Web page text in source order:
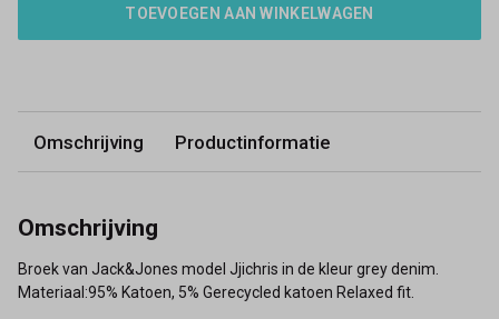
TOEVOEGEN AAN WINKELWAGEN
Omschrijving Productinformatie
Omschrijving
Broek van Jack&Jones model Jjichris in de kleur grey denim.
Materiaal:95% Katoen, 5% Gerecycled katoen Relaxed fit.